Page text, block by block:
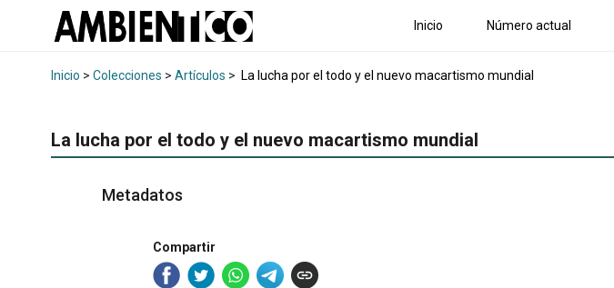
Inicio Número actual
Inicio > Colecciones > Artículos > La lucha por el todo y el nuevo macartismo mundial
La lucha por el todo y el nuevo macartismo mundial
Metadatos
Compartir